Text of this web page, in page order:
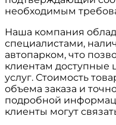
необходимым
Наша компания
специалистами,
автопарком, что
клиентам доступные
услуг. Стоимость
объема заказа и
подробной
клиенты могут